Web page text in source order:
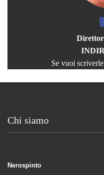
Se vuoi
Chi siamo
Nerospinto